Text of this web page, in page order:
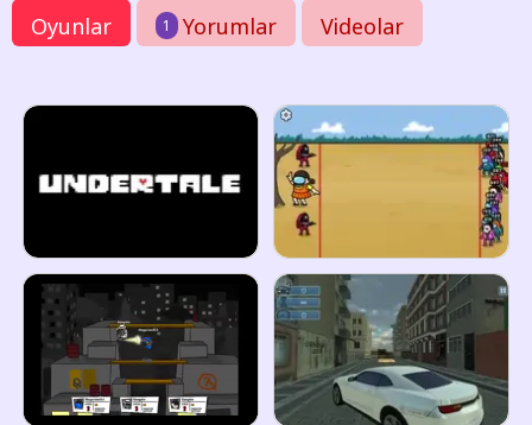
Oyunlar 1 Yorumlar Videolar